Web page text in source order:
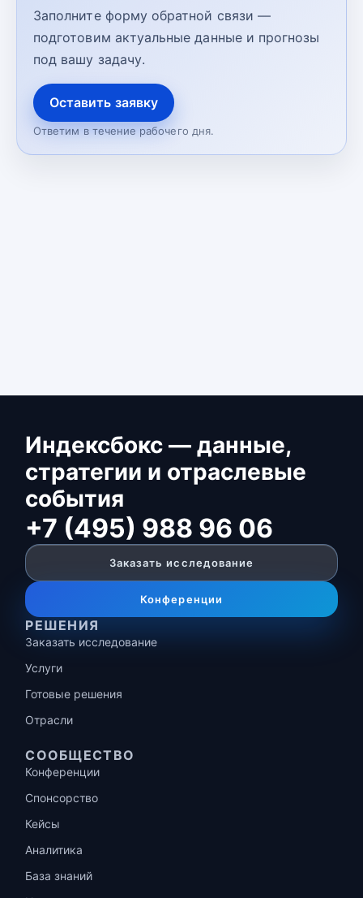
Заполните форму обратной связи —
подготовим актуальные данные и прогнозы
под вашу задачу.
Оставить заявку
Ответим в течение рабочего дня.
Индексбокс — данные,
стратегии и отраслевые
события
+7 (495) 988 96 06
Заказать исследование
Конференции
РЕШЕНИЯ
Заказать исследование
Услуги
Готовые решения
Отрасли
СООБЩЕСТВО
Конференции
Спонсорство
Кейсы
Аналитика
База знаний